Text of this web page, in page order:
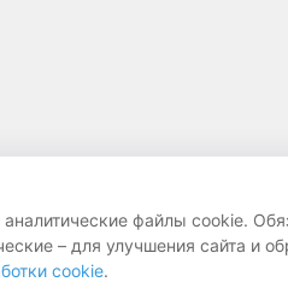
аналитические файлы cookie.
– для улучшения сайта и
cookie.